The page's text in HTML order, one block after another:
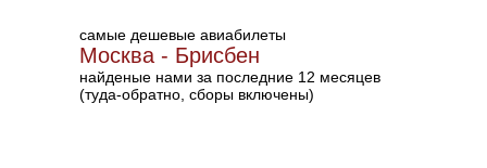
самые дешевые авиабилеты
Москва - Брисбен
найденые нами за последние 12 месяцев
(туда-обратно, сборы включены)